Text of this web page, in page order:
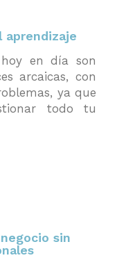
en día son
arcaicas, con
ya que
todo tu
sin